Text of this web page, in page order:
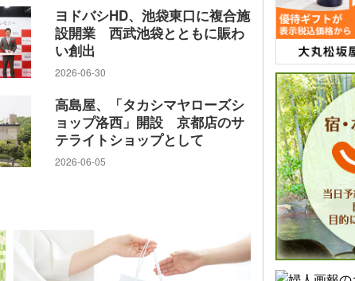
ヨドバシHD、池袋東口に複合施
設開業 西武池袋とともに賑わ
い創出
2026-06-30
高島屋、「タカシマヤローズシ
ョップ洛西」開設 京都店のサ
テライトショップとして
2026-06-05